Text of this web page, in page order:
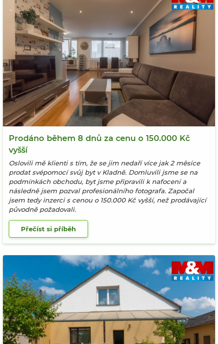
Prodáno během 8 dnů za cenu o 150.000 Kč
vyšší
Oslovili mě klienti s tím, že se jim nedaří více jak 2 měsíce
prodat svépomocí svůj byt v Kladně. Domluvili jsme se na
podmínkách obchodu, byt jsme připravili k nafocení a
následně jsem pozval profesionálního fotografa. Započal
jsem tedy inzerci s cenou o 150.000 Kč vyšší, než prodávající
původně požadovali.
Přečíst si příběh